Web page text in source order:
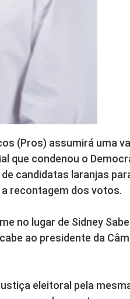
(Pros) assumirá uma
que condenou o
candidatas laranjas
recontagem dos votos.
no lugar de Sidney
ao presidente da
eleitoral pela